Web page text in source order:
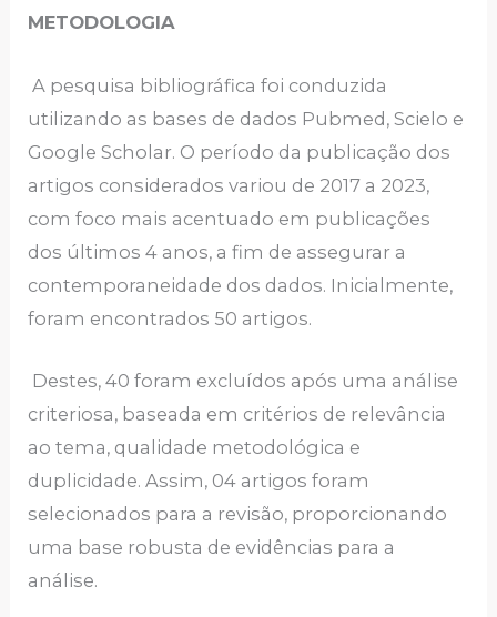
METODOLOGIA
A pesquisa bibliográfica foi conduzida
utilizando as bases de dados Pubmed, Scielo e
Google Scholar. O período da publicação dos
artigos considerados variou de 2017 a 2023,
com foco mais acentuado em publicações
dos últimos 4 anos, a fim de assegurar a
contemporaneidade dos dados. Inicialmente,
foram encontrados 50 artigos.
Destes, 40 foram excluídos após uma análise
criteriosa, baseada em critérios de relevância
ao tema, qualidade metodológica e
duplicidade. Assim, 04 artigos foram
selecionados para a revisão, proporcionando
uma base robusta de evidências para a
análise.